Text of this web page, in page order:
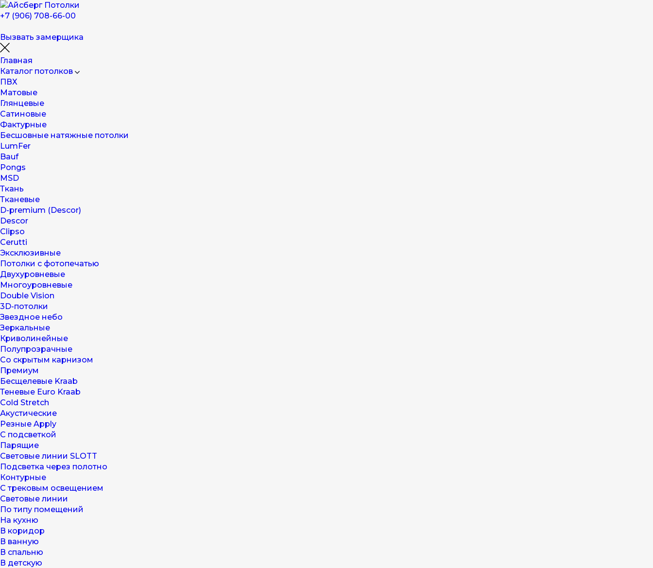
+7 (906) 708-66-00
Вызвать замерщика
Главная
Каталог потолков
ПВХ
Матовые
Глянцевые
Сатиновые
Фактурные
Бесшовные натяжные потолки
LumFer
Bauf
Pongs
MSD
Ткань
Тканевые
D-premium (Descor)
Descor
Clipso
Cerutti
Эксклюзивные
Потолки с фотопечатью
Двухуровневые
Многоуровневые
Double Vision
3D-потолки
Звездное небо
Зеркальные
Криволинейные
Полупрозрачные
Со скрытым карнизом
Премиум
Бесщелевые Kraab
Теневые Euro Kraab
Cold Stretch
Акустические
Резные Apply
С подсветкой
Парящие
Световые линии SLOTT
Подсветка через полотно
Контурные
С трековым освещением
Световые линии
По типу помещений
На кухню
В коридор
В ванную
В спальню
В детскую